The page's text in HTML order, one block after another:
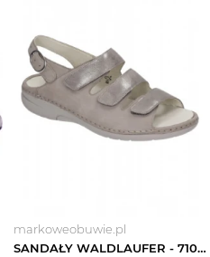
markoweobuwie.pl
SANDAŁY WALDLAUFER - 710983-8 BEIGE